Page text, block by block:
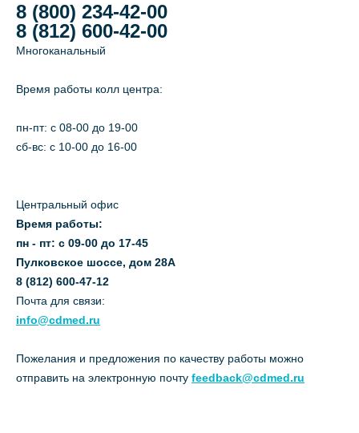
8 (800) 234-42-00
8 (812) 600-42-00
Многоканальный
Время работы колл центра:
пн-пт: c 08-00 до 19-00
сб-вс: с 10-00 до 16-00
Центральный офис
Время работы:
пн - пт: с 09-00 до 17-45
Пулковское шоссе, дом 28А
8 (812) 600-47-12
Почта для связи:
info@cdmed.ru
Пожелания и предложения по качеству работы можно
отправить на электронную почту feedback@cdmed.ru